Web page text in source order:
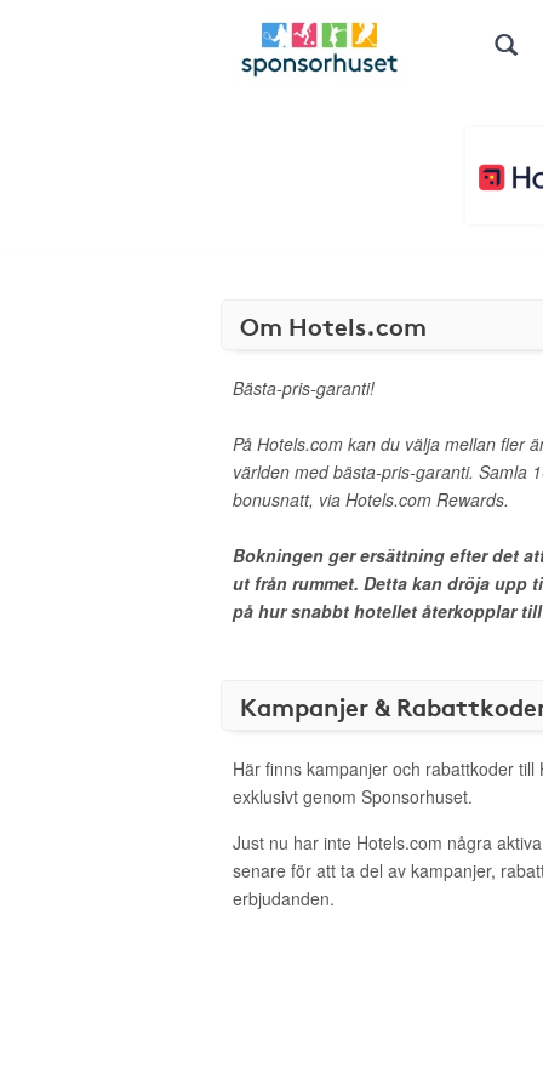
Om Hotels.com
Bästa-pris-garanti!
På Hotels.com kan du välja mellan fler
världen med bästa-pris-garanti. Samla
bonusnatt, via Hotels.com Rewards.
Bokningen ger ersättning efter det
ut från rummet. Detta kan dröja upp
på hur snabbt hotellet återkopplar
Kampanjer &
Här finns kampanjer och rabattkoder
exklusivt genom Sponsorhuset.
Just nu har inte Hotels.com några
senare för att ta del av kampanjer,
erbjudanden.